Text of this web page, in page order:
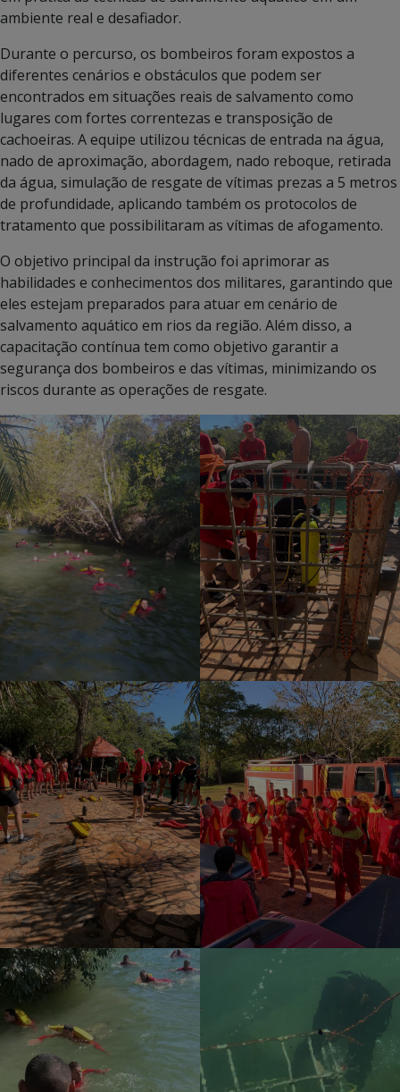
ambiente real e desafiador.
Durante o percurso, os bombeiros foram expostos a
diferentes cenários e obstáculos que podem ser
encontrados em situações reais de salvamento como
lugares com fortes correntezas e transposição de
cachoeiras. A equipe utilizou técnicas de entrada na água,
nado de aproximação, abordagem, nado reboque, retirada
da água, simulação de resgate de vítimas prezas a 5 metros
de profundidade, aplicando também os protocolos de
tratamento que possibilitaram as vítimas de afogamento.
O objetivo principal da instrução foi aprimorar as
habilidades e conhecimentos dos militares, garantindo que
eles estejam preparados para atuar em cenário de
salvamento aquático em rios da região. Além disso, a
capacitação contínua tem como objetivo garantir a
segurança dos bombeiros e das vítimas, minimizando os
riscos durante as operações de resgate.